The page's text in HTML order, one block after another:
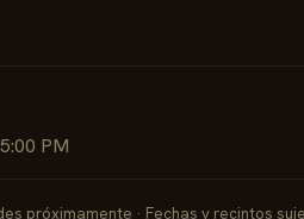
PM
próximamente · Fechas y recintos